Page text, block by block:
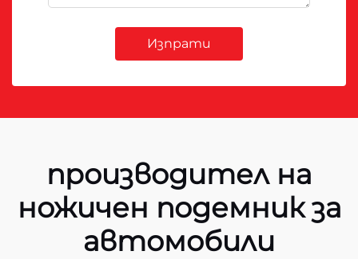
Изпрати
производител на
ножичен подемник за
автомобили